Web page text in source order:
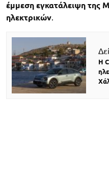
έμμεση εγκατάλειψη της
ηλεκτρικών.
Η